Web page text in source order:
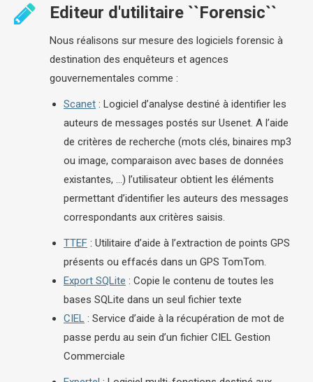
Editeur d'utilitaire ``Forensic``
Nous réalisons sur mesure des logiciels forensic à
destination des enquêteurs et agences
gouvernementales comme :
Scanet : Logiciel d’analyse destiné à identifier les
auteurs de messages postés sur Usenet. A l’aide
de critères de recherche (mots clés, binaires mp3
ou image, comparaison avec bases de données
existantes, …) l’utilisateur obtient les éléments
permettant d’identifier les auteurs des messages
correspondants aux critères saisis.
TTEF : Utilitaire d’aide à l’extraction de points GPS
présents ou effacés dans un GPS TomTom.
Export SQLite : Copie le contenu de toutes les
bases SQLite dans un seul fichier texte
CIEL : Service d’aide à la récupération de mot de
passe perdu au sein d’un fichier CIEL Gestion
Commerciale